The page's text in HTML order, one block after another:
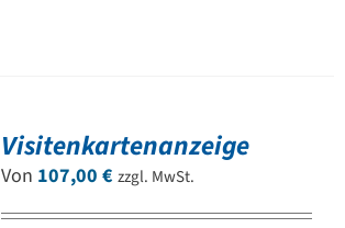
Visitenkartenanzeige
Von 107,00 € zzgl. MwSt.